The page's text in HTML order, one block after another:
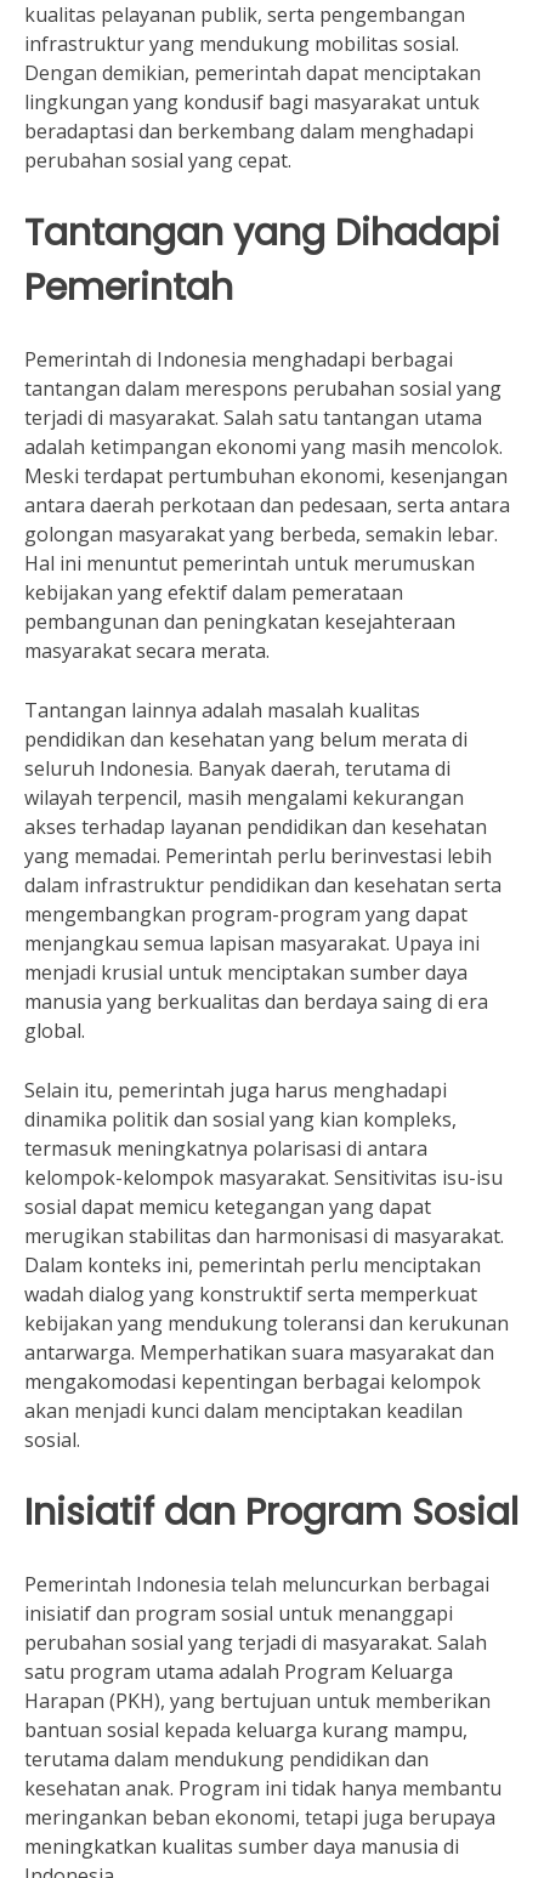
kualitas pelayanan publik, serta pengembangan
infrastruktur yang mendukung mobilitas sosial.
Dengan demikian, pemerintah dapat menciptakan
lingkungan yang kondusif bagi masyarakat untuk
beradaptasi dan berkembang dalam menghadapi
perubahan sosial yang cepat.
Tantangan yang Dihadapi
Pemerintah
Pemerintah di Indonesia menghadapi berbagai
tantangan dalam merespons perubahan sosial yang
terjadi di masyarakat. Salah satu tantangan utama
adalah ketimpangan ekonomi yang masih mencolok.
Meski terdapat pertumbuhan ekonomi, kesenjangan
antara daerah perkotaan dan pedesaan, serta antara
golongan masyarakat yang berbeda, semakin lebar.
Hal ini menuntut pemerintah untuk merumuskan
kebijakan yang efektif dalam pemerataan
pembangunan dan peningkatan kesejahteraan
masyarakat secara merata.
Tantangan lainnya adalah masalah kualitas
pendidikan dan kesehatan yang belum merata di
seluruh Indonesia. Banyak daerah, terutama di
wilayah terpencil, masih mengalami kekurangan
akses terhadap layanan pendidikan dan kesehatan
yang memadai. Pemerintah perlu berinvestasi lebih
dalam infrastruktur pendidikan dan kesehatan serta
mengembangkan program-program yang dapat
menjangkau semua lapisan masyarakat. Upaya ini
menjadi krusial untuk menciptakan sumber daya
manusia yang berkualitas dan berdaya saing di era
global.
Selain itu, pemerintah juga harus menghadapi
dinamika politik dan sosial yang kian kompleks,
termasuk meningkatnya polarisasi di antara
kelompok-kelompok masyarakat. Sensitivitas isu-isu
sosial dapat memicu ketegangan yang dapat
merugikan stabilitas dan harmonisasi di masyarakat.
Dalam konteks ini, pemerintah perlu menciptakan
wadah dialog yang konstruktif serta memperkuat
kebijakan yang mendukung toleransi dan kerukunan
antarwarga. Memperhatikan suara masyarakat dan
mengakomodasi kepentingan berbagai kelompok
akan menjadi kunci dalam menciptakan keadilan
sosial.
Inisiatif dan Program Sosial
Pemerintah Indonesia telah meluncurkan berbagai
inisiatif dan program sosial untuk menanggapi
perubahan sosial yang terjadi di masyarakat. Salah
satu program utama adalah Program Keluarga
Harapan (PKH), yang bertujuan untuk memberikan
bantuan sosial kepada keluarga kurang mampu,
terutama dalam mendukung pendidikan dan
kesehatan anak. Program ini tidak hanya membantu
meringankan beban ekonomi, tetapi juga berupaya
meningkatkan kualitas sumber daya manusia di